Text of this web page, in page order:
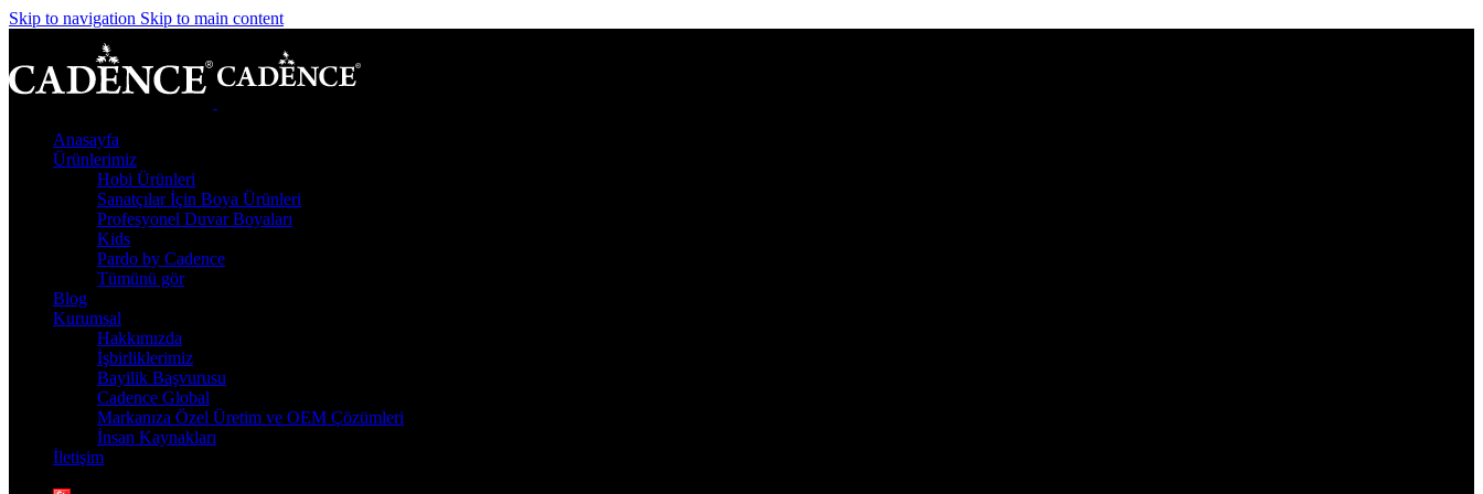
Skip to navigation Skip to main content
Anasayfa
Ürünlerimiz
Hobi Ürünleri
Sanatçılar İçin Boya Ürünleri
Profesyonel Duvar Boyaları
Kids
Pardo by Cadence
Tümünü gör
Blog
Kurumsal
Hakkımızda
İşbirliklerimiz
Bayilik Başvurusu
Cadence Global
Markanıza Özel Üretim ve OEM Çözümleri
İnsan Kaynakları
İletişim